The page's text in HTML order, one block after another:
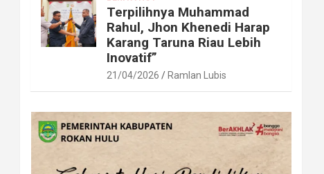
Terpilihnya Muhammad
Rahul, Jhon Khenedi Harap
Karang Taruna Riau Lebih
Inovatif”
21/04/2026 Ramlan Lubis